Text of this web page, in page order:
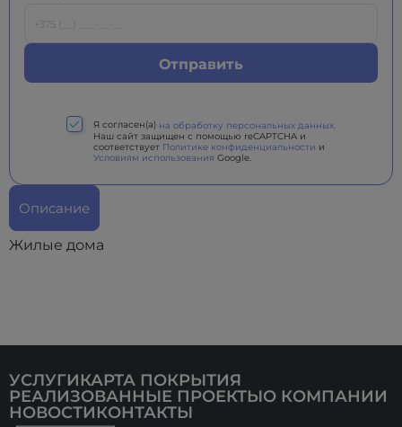
Я согласен(а) на обработку персональных данных.
Наш сайт защищен с помощью reCAPTCHA и
соответствует Политике конфиденциальности и
Условиям использования Google.
Описание
Жилые дома
УСЛУГИКАРТА ПОКРЫТИЯ
РЕАЛИЗОВАННЫЕ ПРОЕКТЫО КОМПАНИИ
НОВОСТИКОНТАКТЫ